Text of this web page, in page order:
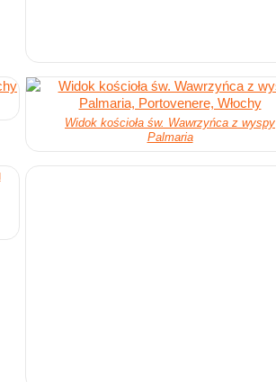
Widok kościoła św. Wawrzyńca z wyspy
Palmaria